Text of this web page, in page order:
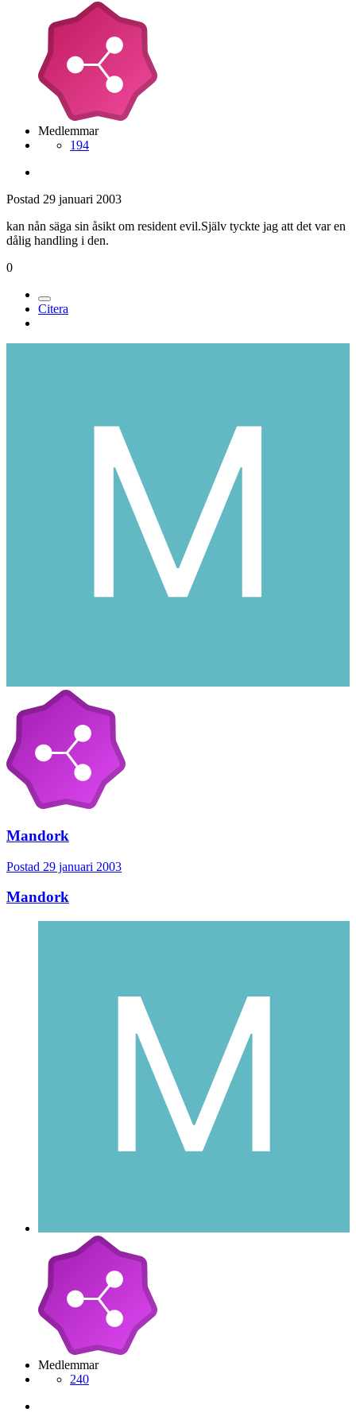
Medlemmar
194
Postad 29 januari 2003
kan nån säga sin åsikt om resident evil.Själv tyckte jag att det var en
dålig handling i den.
0
Citera
Mandork
Postad 29 januari 2003
Mandork
Medlemmar
240